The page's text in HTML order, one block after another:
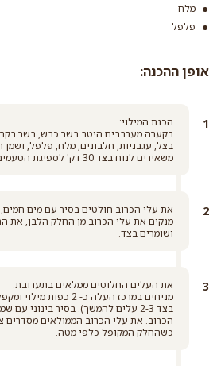
מלח
פלפל
אופן ההכנה:
הכנת המילוי:
בקערה מערבבים היטב בשר כבש, בשר בקר,
בצל, עגבניות, חלבונים, מלח, פלפל,
משאירים לנוח בצד 30 דק' לספיגת הטעמים.
את עלי הכרוב חולטים בסיר עם מים חמים,
מנקים את עלי הכרוב מן החלק הלבן, את
ושומרים בצד.
את העלים החלוטים ממלאים בתערובת:
מניחים במרכז העלה כ- 2
בצד 2-3 עלים להמשך). בסיר בינוני
הכרוב. את עלי הכרוב הממולאים מסדרים
כשהחלק המקופל כלפי מטה.